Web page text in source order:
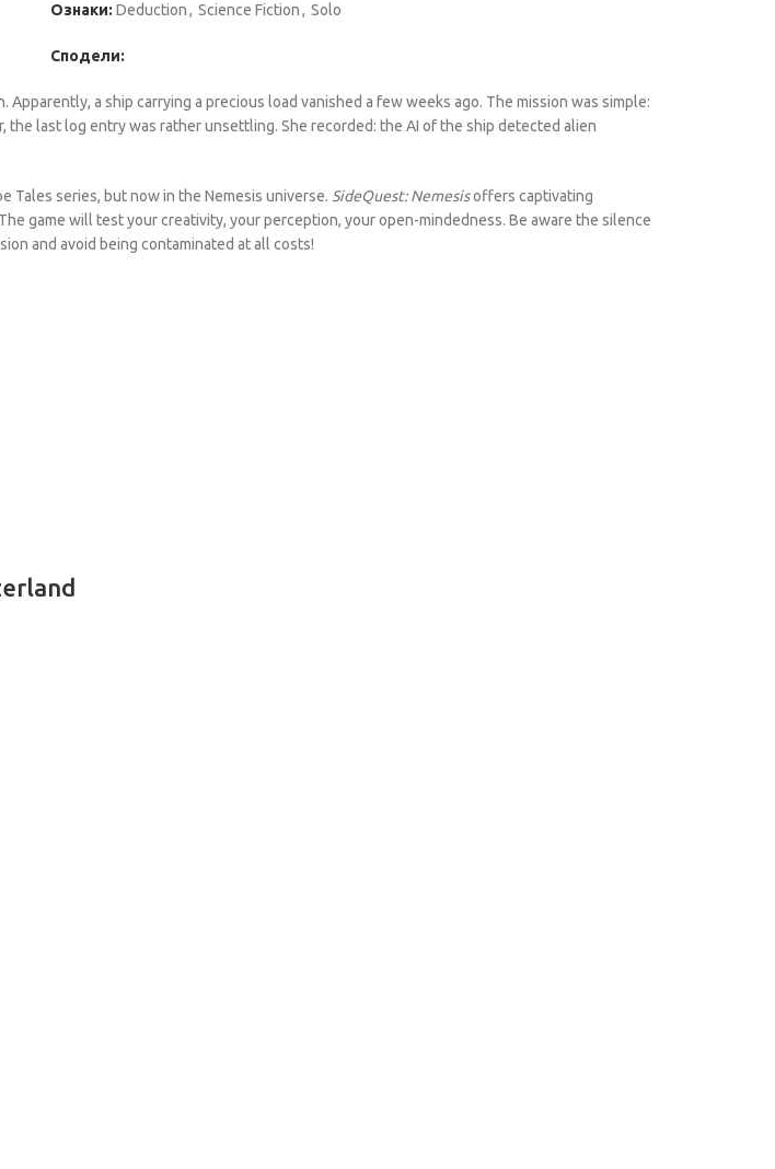
Ознаки: Deduction, Science Fiction, Solo
Сподели:
a ship carrying a precious load vanished a few weeks ago. The mission was simple:
the last log entry was rather unsettling. She recorded: the AI of the ship detected alien
Tales series, but now in the Nemesis universe. SideQuest: Nemesisoffers captivating
game will test your creativity, your perception, your open-mindedness. Be aware the silence
and avoid being contaminated at all costs!